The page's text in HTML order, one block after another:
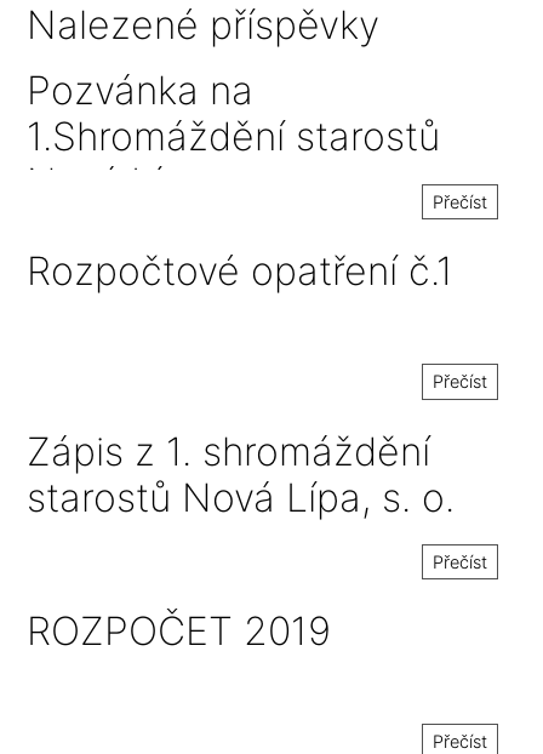
Nalezené příspěvky
Pozvánka na
1.Shromáždění starostů
Nová Lípa, s. o.
Přečíst
Rozpočtové opatření č.1
Přečíst
Zápis z 1. shromáždění
starostů Nová Lípa, s. o.
Přečíst
ROZPOČET 2019
Přečíst